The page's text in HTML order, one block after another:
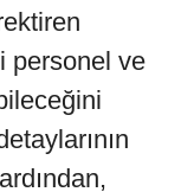
personel ve